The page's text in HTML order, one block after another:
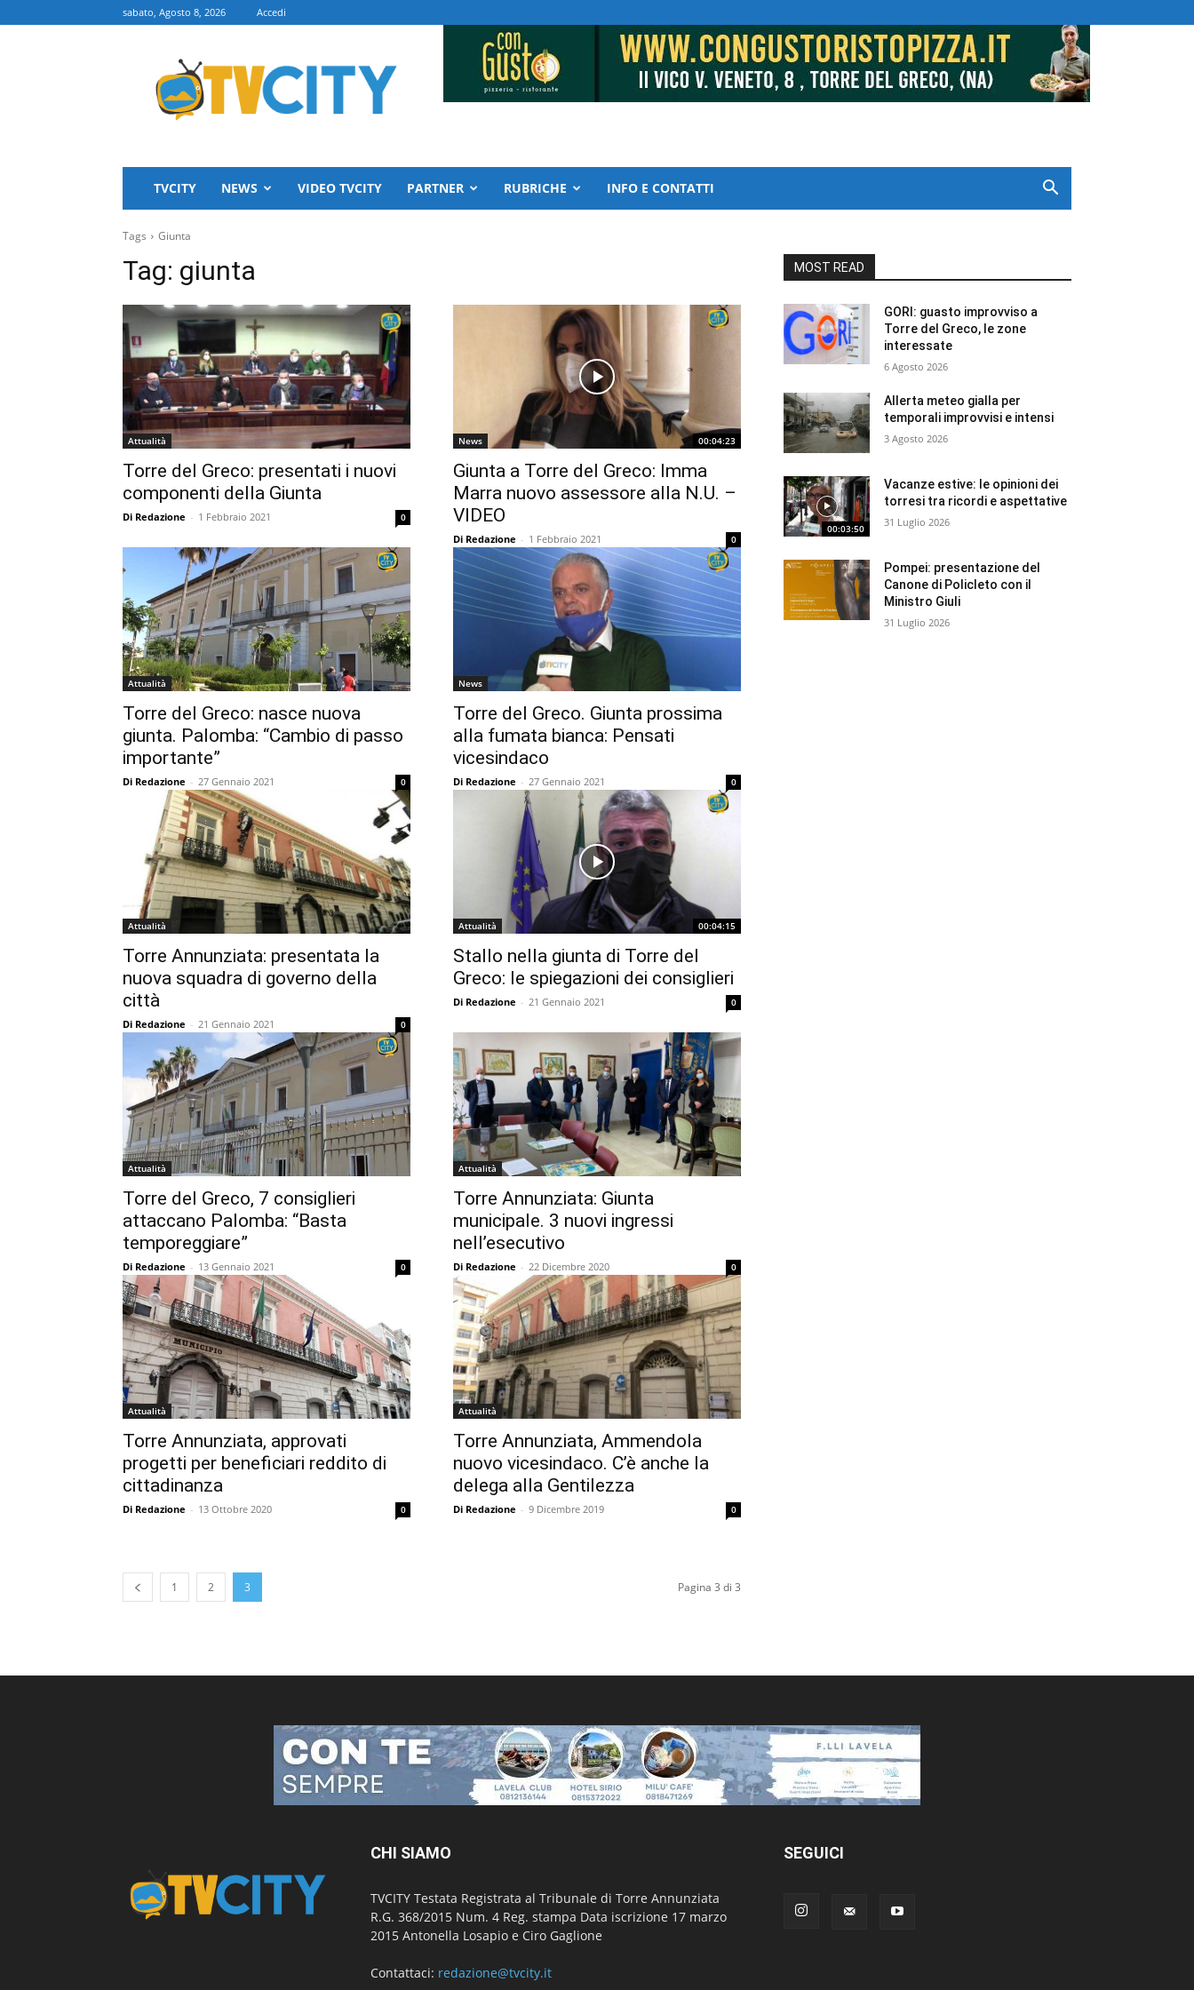
sabato, Agosto 8, 2026 Accedi
TVCITY
TVCITY NEWS VIDEO TVCITY PARTNER RUBRICHE INFO E CONTATTI
Tags Giunta
Tag: giunta
Attualità
Torre del Greco: presentati i nuovi
componenti della Giunta
Di Redazione - 1 Febbraio 2021 0
News 00:04:23
Giunta a Torre del Greco: Imma
Marra nuovo assessore alla N.U. –
VIDEO
Di Redazione - 1 Febbraio 2021 0
Attualità
Torre del Greco: nasce nuova
giunta. Palomba: “Cambio di passo
importante”
Di Redazione - 27 Gennaio 2021 0
News
Torre del Greco. Giunta prossima
alla fumata bianca: Pensati
vicesindaco
Di Redazione - 27 Gennaio 2021 0
Attualità
Torre Annunziata: presentata la
nuova squadra di governo della
città
Di Redazione - 21 Gennaio 2021 0
Attualità 00:04:15
Stallo nella giunta di Torre del
Greco: le spiegazioni dei consiglieri
Di Redazione - 21 Gennaio 2021 0
Attualità
Torre del Greco, 7 consiglieri
attaccano Palomba: “Basta
temporeggiare”
Di Redazione - 13 Gennaio 2021 0
Attualità
Torre Annunziata: Giunta
municipale. 3 nuovi ingressi
nell’esecutivo
Di Redazione - 22 Dicembre 2020 0
Attualità
Torre Annunziata, approvati
progetti per beneficiari reddito di
cittadinanza
Di Redazione - 13 Ottobre 2020 0
Attualità
Torre Annunziata, Ammendola
nuovo vicesindaco. C’è anche la
delega alla Gentilezza
Di Redazione - 9 Dicembre 2019 0
1 2 3 Pagina 3 di 3
MOST READ
GORI: guasto improvviso a
Torre del Greco, le zone
interessate
6 Agosto 2026
Allerta meteo gialla per
temporali improvvisi e intensi
3 Agosto 2026
00:03:50
Vacanze estive: le opinioni dei
torresi tra ricordi e aspettative
31 Luglio 2026
Pompei: presentazione del
Canone di Policleto con il
Ministro Giuli
31 Luglio 2026
CHI SIAMO
TVCITY Testata Registrata al Tribunale di Torre Annunziata
R.G. 368/2015 Num. 4 Reg. stampa Data iscrizione 17 marzo
2015 Antonella Losapio e Ciro Gaglione
Contattaci: redazione@tvcity.it
SEGUICI